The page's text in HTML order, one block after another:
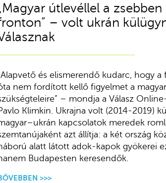
útlevéllel a
– volt ukrán
„Alapvető és elismerendő kudarc, hogy a
nem fordított kellő figyelmet a
– mondja a Válasz
Klimkin. Ukrajna volt (2014-2019)
kapcsolatok meredek
azt állítja: a két ország
alatt látott adok-kapok gyökerei
Budapesten keresendők.
>>>